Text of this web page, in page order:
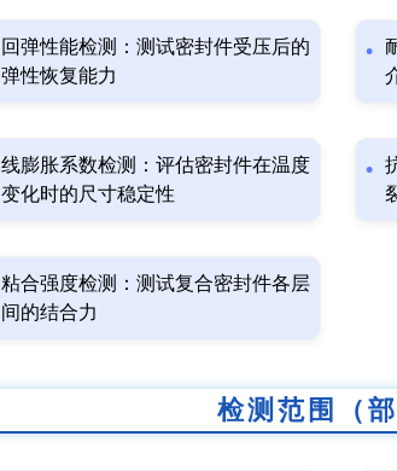
回弹性能检测：测试密封件受压后的
弹性恢复能力
线膨胀系数检测：评估密封件在温度
变化时的尺寸稳定性
粘合强度检测：测试复合密封件各层
间的结合力
检测范围（部